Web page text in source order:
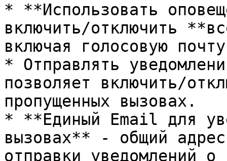
* **Использовать
включить/отключить
включая голосовую
* Отправлять
позволяет включить/
пропущенных вызовах.
* **Единый Email для
вызовах** - общий
отправки уведомлений о